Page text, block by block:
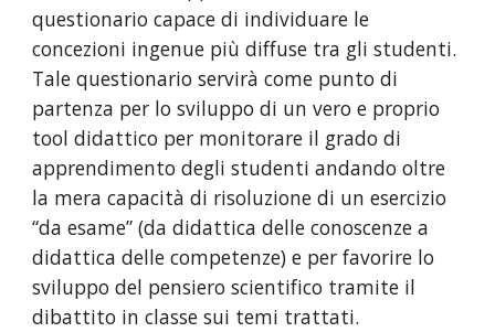
questionario capace di individuare le
concezioni ingenue più diffuse tra gli studenti.
Tale questionario servirà come punto di
partenza per lo sviluppo di un vero e proprio
tool didattico per monitorare il grado di
apprendimento degli studenti andando oltre
la mera capacità di risoluzione di un esercizio
“da esame” (da didattica delle conoscenze a
didattica delle competenze) e per favorire lo
sviluppo del pensiero scientifico tramite il
dibattito in classe sui temi trattati.